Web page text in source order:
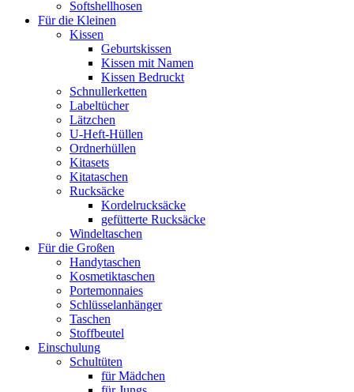
Softshellhosen
Für die Kleinen
Kissen
Geburtskissen
Kissen mit Namen
Kissen Bedruckt
Schnullerketten
Labeltücher
Lätzchen
U-Heft-Hüllen
Ordnerhüllen
Kitasets
Kitataschen
Rucksäcke
Kordelrucksäcke
gefütterte Rucksäcke
Windeltaschen
Für die Großen
Handytaschen
Kosmetiktaschen
Portemonnaies
Schlüsselanhänger
Taschen
Stoffbeutel
Einschulung
Schultüten
für Mädchen